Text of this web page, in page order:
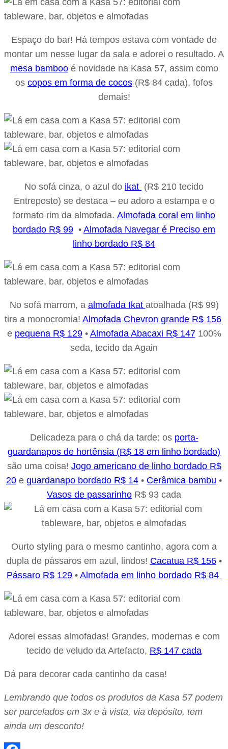
Espaço do bar! Há tempos estava com vontade de
montar um nesse lugar da sala e adorei o resultado. A
mesa bambooé novidade na Kasa 57, assim como
os copos em forma de cocos (R$ 84 cada), fofos
demais!
No sofá cinza, o azul do ikat (R$ 210 tecido
Entreposto) se destaca – eu adoro a estampa e o
formato rim da almofada. Almofada coral em linho
bordado R$ 99 • Almofada Navegar é Preciso em
linho bordado R$ 84
No sofá marrom, a almofada Ikat atoalhada (R$ 99)
tira a monocromia! Almofada Chevron grande R$ 156
e pequena R$ 129• Almofada Abacaxi R$ 147100%
seda, tecido da Again
Delicadeza para o chá da tarde: os porta-
guardanapos de hortênsia (R$ 18 em linho bordado)
são uma coisa! Jogo americano de linho bordado R$
20 e guardanapo bordado R$ 14 • Cerâmica bambu •
Vasos de passarinho R$ 93 cada
Ourto styling para o mesmo cantinho, agora com a
dupla de pássaros em azul, lindos! Cacatua R$ 156•
Pássaro R$ 129 • Almofada em linho bordado R$ 84
Adorei essas almofadas! Grandes, modernas e com
tecido de veludo da Artefacto, R$ 147 cada
Dá para decorar cada cantinho da casa!
Lembrando que todos os produtos da Kasa 57 podem
ser parcelados em 3x e à vista, via depósito, tem
ainda um desconto!